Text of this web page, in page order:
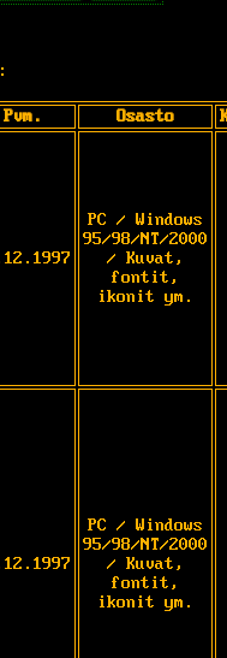
Pvm. Osasto
PC / Windows
95/98/NT/2000
/ Kuvat,
fontit,
ikonit ym.
PC / Windows
95/98/NT/2000
/ Kuvat,
fontit,
ikonit ym.